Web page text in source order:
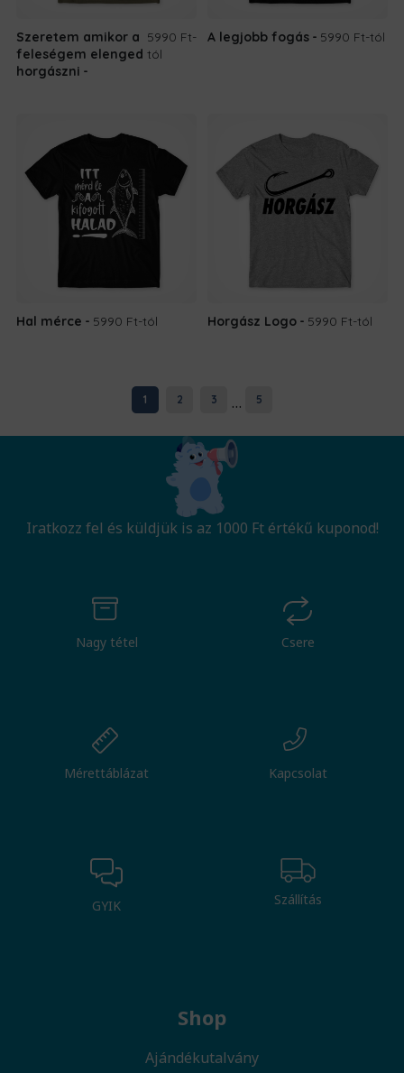
Szeretem amikor a
feleségem elenged
horgászni
5990 Ft-
tól
A legjobb fogás 5990 Ft-tól
Hal mérce 5990 Ft-tól Horgász Logo 5990 Ft-tól
1 2 3 ... 5
Iratkozz fel és küldjük is az 1000 Ft értékű kuponod!
Nagy tétel Csere
Mérettáblázat Kapcsolat
GYIK Szállítás
Shop
Ajándékutalvány